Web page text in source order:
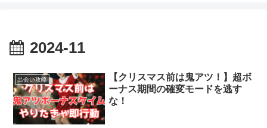
2024-11
出会い攻略
【クリスマス前は鬼アツ！】超ボ
ーナス期間の確変モードを逃す
な！